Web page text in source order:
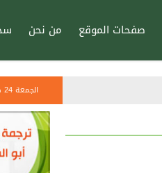
صفحات الموقع من نحن
الجمعة 24 صفر 1448 هـ | 7 أغسطس 2026 ر